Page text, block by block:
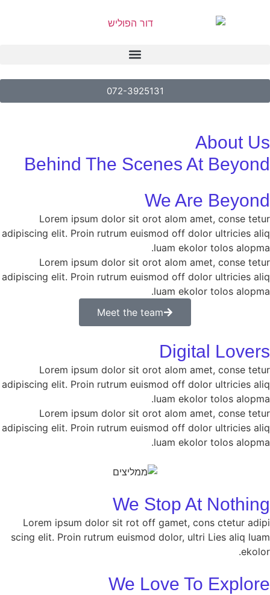
072-3925131
About Us
Behind The Scenes At Beyond
We Are Beyond
Lorem ipsum dolor sit orot alom amet, conse tetur
adipiscing elit. Proin rutrum euismod off dolor ultricies aliq
luam ekolor tolos alopma.
Lorem ipsum dolor sit orot alom amet, conse tetur
adipiscing elit. Proin rutrum euismod off dolor ultricies aliq
luam ekolor tolos alopma.
Meet the team
Digital Lovers
Lorem ipsum dolor sit orot alom amet, conse tetur
adipiscing elit. Proin rutrum euismod off dolor ultricies aliq
luam ekolor tolos alopma.
Lorem ipsum dolor sit orot alom amet, conse tetur
adipiscing elit. Proin rutrum euismod off dolor ultricies aliq
luam ekolor tolos alopma.
We Stop At Nothing
Lorem ipsum dolor sit rot off gamet, cons ctetur adipi
scing elit. Proin rutrum euismod dolor, ultri Lies aliq luam
ekolor.
We Love To Explore​